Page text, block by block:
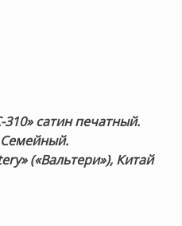
сатин печатный.
(«Вальтери»), Китай